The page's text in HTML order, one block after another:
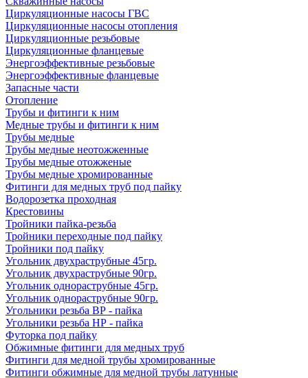
Циркуляционные насосы ГВС
Циркуляционные насосы отопления
Циркуляционные резьбовые
Циркуляционные фланцевые
Энергоэффективные резьбовые
Энергоэффективные фланцевые
Запасные части
Отопление
Трубы и фитинги к ним
Медные трубы и фитинги к ним
Трубы медные
Трубы медные неотожженные
Трубы медные отожженые
Трубы медные хромированные
Фитинги для медных труб под пайку
Водорозетка проходная
Крестовины
Тройники пайка-резьба
Тройники переходные под пайку
Тройники под пайку
Угольник двухраструбные 45гр.
Угольник двухраструбные 90гр.
Угольник однораструбные 45гр.
Угольник однораструбные 90гр.
Угольники резьба ВР - пайка
Угольники резьба НР - пайка
Футорка под пайку
Обжимные фитинги для медных труб
Фитинги для медной трубы хромированные
Фитинги обжимные для медной трубы латунные